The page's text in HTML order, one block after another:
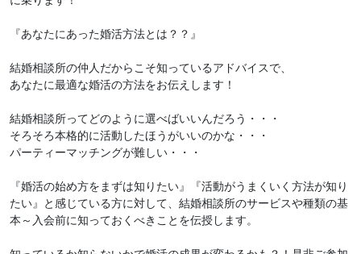
『あなたにあった婚活方法とは？？』
結婚相談所の仲人だからこそ知っているアドバイスで、
あなたに最適な婚活の方法をお伝えします！
結婚相談所ってどのように選べばいいんだろう・・・
そろそろ本格的に活動したほうがいいのかな・・・
パーティーマッチングが難しい・・・
『婚活の始め方をまずは知りたい』『活動がうまくいく方法が知り
たい』と感じている方に対して、結婚相談所のサービスや種類の基
本～入会前に知っておくべきことを伝授します。